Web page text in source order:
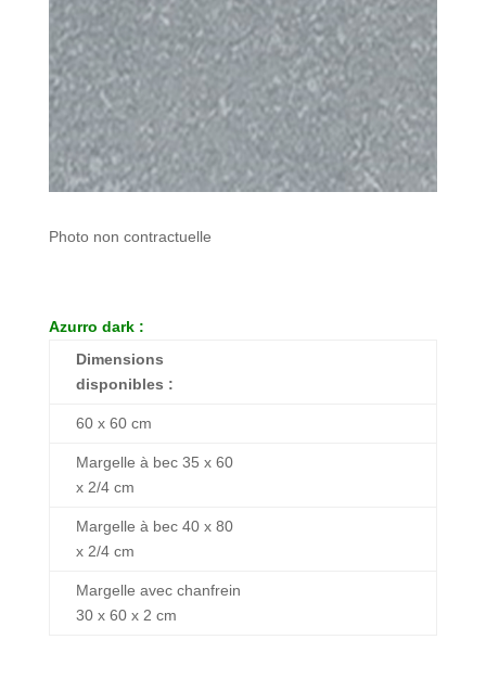
Photo non contractuelle
Azurro dark :
Dimensions
disponibles :
60 x 60 cm
Margelle à bec 35 x 60
x 2/4 cm
Margelle à bec 40 x 80
x 2/4 cm
Margelle avec chanfrein
30 x 60 x 2 cm